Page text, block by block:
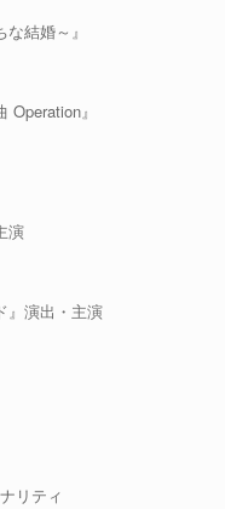
結婚～』
』
出・主演
リティ